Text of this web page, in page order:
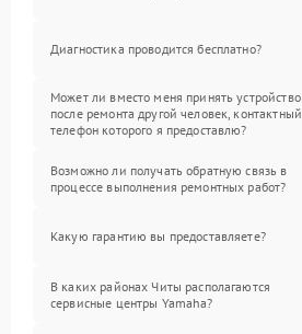
Диагностика проводится бесплатно?
Может ли вместо меня принять устройство
после ремонта другой человек, контактный
телефон которого я предоставлю?
Возможно ли получать обратную связь в
процессе выполнения ремонтных работ?
Какую гарантию вы предоставляете?
В каких районах Читы располагаются
сервисные центры Yamaha?